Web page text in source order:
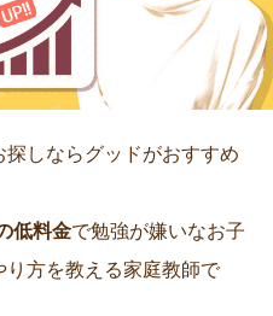
探しならグッドがおすすめ
低料金で勉強が嫌いなお子
方を教える家庭教師で